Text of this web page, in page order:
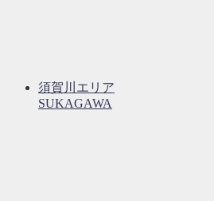
須賀川エリア
SUKAGAWA